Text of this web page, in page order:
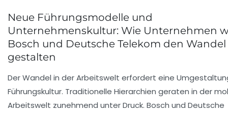
Neue Führungsmodelle und
Unternehmenskultur: Wie Unternehmen
Bosch und Deutsche Telekom den Wandel
gestalten
Der Wandel in der Arbeitswelt erfordert eine
Führungskultur. Traditionelle Hierarchien geraten in der
Arbeitswelt zunehmend unter Druck. Bosch und Deutsche